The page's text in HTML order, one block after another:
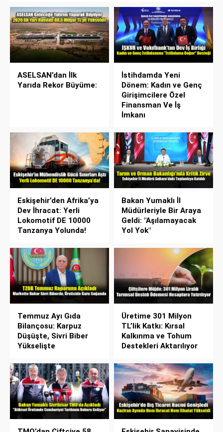
ASELSAN’dan İlk
Yarıda Rekor Büyüme:
İstihdamda Yeni
Dönem: Kadın ve Genç
Girişimcilere Özel
Finansman Ve İş
İmkanı
Eskişehir’den Afrika’ya
Dev İhracat: Yerli
Lokomotif DE 10000
Tanzanya Yolunda!
Bakan Yumaklı İl
Müdürleriyle Bir Araya
Geldi: "Aşılamayacak
Yol Yok"
Temmuz Ayı Gıda
Bilançosu: Karpuz
Düşüşte, Sivri Biber
Yükselişte
Üretime 301 Milyon
TL’lik Katkı: Kırsal
Kalkınma ve Tohum
Destekleri Aktarılıyor